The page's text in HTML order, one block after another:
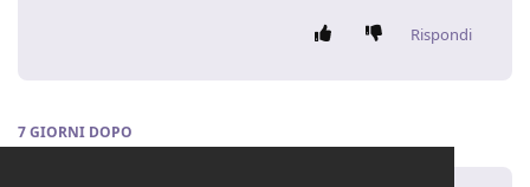
Rispondi
7 GIORNI DOPO